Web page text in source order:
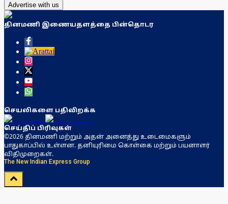
Advertise with us
தினமணி இணையதளத்தை பின்தொடர
செயலிகளை பதிவிறக்க
செய்திப் பிரிவுகள்
©2026 தினமணி மற்றும் அதன் அனைத்து உடைமைகளும்
பாதுகாப்பில் உள்ளன. தனியுரிமை கொள்கை மற்றும் பயனாளர்
விதிமுறைகள்.
The New Indian Express Group